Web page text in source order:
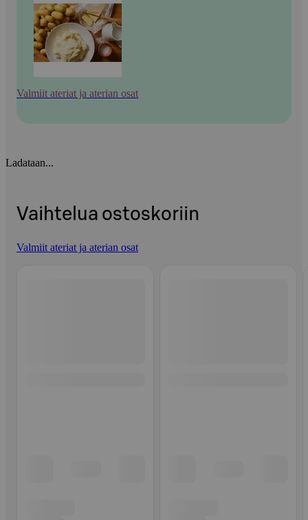
Valmiit ateriat ja aterian osat
Ladataan...
Vaihtelua ostoskoriin
Valmiit ateriat ja aterian osat